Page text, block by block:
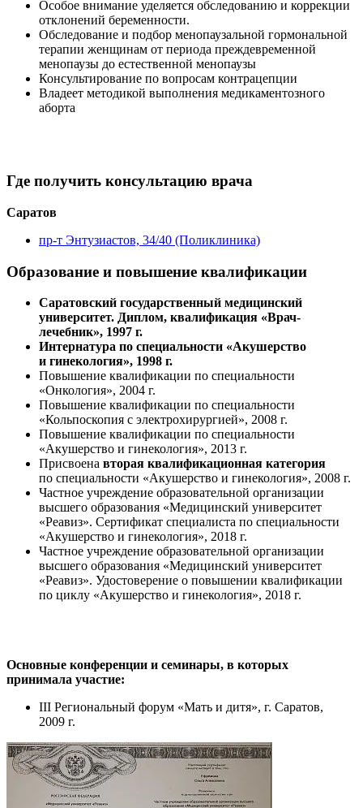
Особое внимание уделяется обследованию и коррекции
отклонений беременности.
Обследование и подбор менопаузальной гормональной
терапии женщинам от периода преждевременной
менопаузы до естественной менопаузы
Консультирование по вопросам контрацепции
Владеет методикой выполнения медикаментозного
аборта
Где получить консультацию врача
Саратов
пр-т Энтузиастов, 34/40 (Поликлиника)
Образование и повышение квалификации
Саратовский государственный медицинский
университет. Диплом, квалификация «Врач-
лечебник», 1997 г.
Интернатура по специальности «Акушерство
и гинекология», 1998 г.
Повышение квалификации по специальности
«Онкология», 2004 г.
Повышение квалификации по специальности
«Кольпоскопия с электрохирургией», 2008 г.
Повышение квалификации по специальности
«Акушерство и гинекология», 2013 г.
Присвоена вторая квалификационная категория
по специальности «Акушерство и гинекология», 2008 г.
Частное учреждение образовательной организации
высшего образования «Медицинский университет
«Реавиз». Сертификат специалиста по специальности
«Акушерство и гинекология», 2018 г.
Частное учреждение образовательной организации
высшего образования «Медицинский университет
«Реавиз». Удостоверение о повышении квалификации
по циклу «Акушерство и гинекология», 2018 г.
Основные конференции и семинары, в которых
принимала участие:
III Региональный форум «Мать и дитя», г. Саратов,
2009 г.